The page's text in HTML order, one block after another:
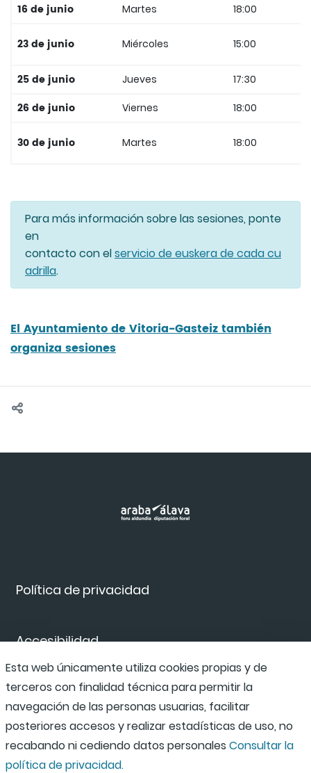
16 de junio Martes 18:00
23 de junio Miércoles 15:00
25 de junio Jueves 17:30
26 de junio Viernes 18:00
30 de junio Martes 18:00
Para más información sobre las sesiones, ponte
en
contacto con elservicio de euskera de cada cu
adrilla.
El Ayuntamiento de Vitoria-Gasteiz también
organiza sesiones
Política de privacidad
Accesibilidad
Canal de denuncias
Esta web únicamente utiliza cookies propias y de
terceros con finalidad técnica para permitir la
navegación de las personas usuarias, facilitar
posteriores accesos y realizar estadísticas de uso, no
recabando ni cediendo datos personales Consultar la
política de privacidad.